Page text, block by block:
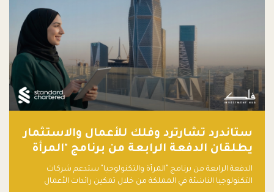
ستاندرد تشارترد وفلك للأعمال والاستثمار
يطلقان الدفعة الرابعة من برنامج "المرأة
والتكنولوجيا" لعام 2026 في المملكة
العربية السعودية
الدفعة الرابعة من برنامج "المرأة والتكنولوجيا" ستدعم شركات
التكنولوجيا الناشئة في المملكة من خلال تمكين رائدات الأعمال